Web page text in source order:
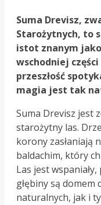
Suma Drevisz,
Starożytnych, to
istot znanym jako
wschodniej
przeszłość
magia jest tak
Suma Drevisz jest
starożytny las.
korony zasłaniają
baldachim, który
Las jest
głębiny są
naturalnych, jak i